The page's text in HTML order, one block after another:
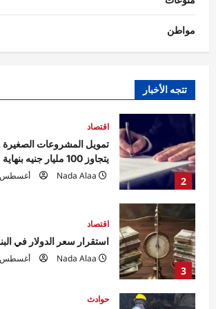
مواطن
تتجه الأخبار
2
تمويل المشروعات الصغيرة
3
اقتصاد
استقرار سعر الدولار في
Nada Alaa
أغسطس 7, 2026
4
السيطرة على حريق منزل
شكر دون إصابات..
الملابسات
حوادث